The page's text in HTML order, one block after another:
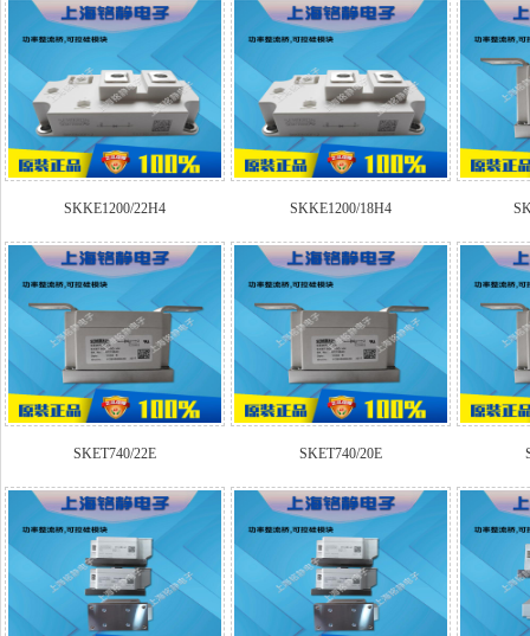
SKKE1200/22H4 SKKE1200/18H4
SKET740/22E SKET740/20E